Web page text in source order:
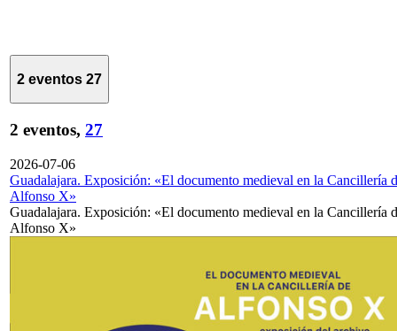
2 eventos 27
2 eventos, 27
2026-07-06
Guadalajara. Exposición: «El documento medieval en la Cancillería
Alfonso X»
Guadalajara. Exposición: «El documento medieval en la Cancillería
Alfonso X»